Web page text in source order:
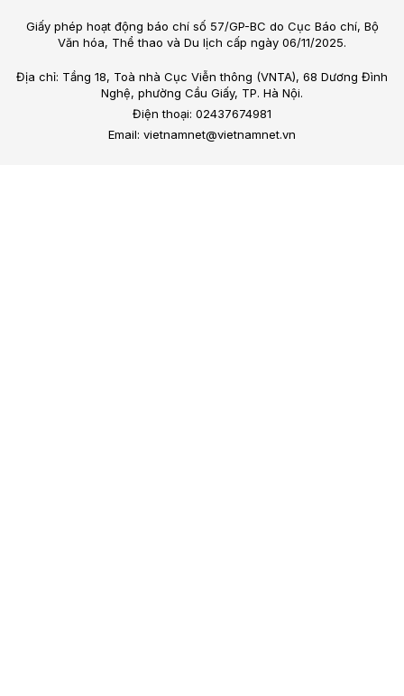
Giấy phép hoạt động báo chí số 57/GP-BC do Cục Báo chí, Bộ
Văn hóa, Thể thao và Du lịch cấp ngày 06/11/2025.
Địa chỉ: Tầng 18, Toà nhà Cục Viễn thông (VNTA), 68 Dương Đình
Nghệ, phường Cầu Giấy, TP. Hà Nội.
Điện thoại: 02437674981
Email: vietnamnet@vietnamnet.vn